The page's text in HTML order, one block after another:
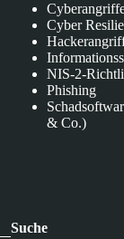
Cyber
NIS-2-
Phishing
& Co.)
Suche